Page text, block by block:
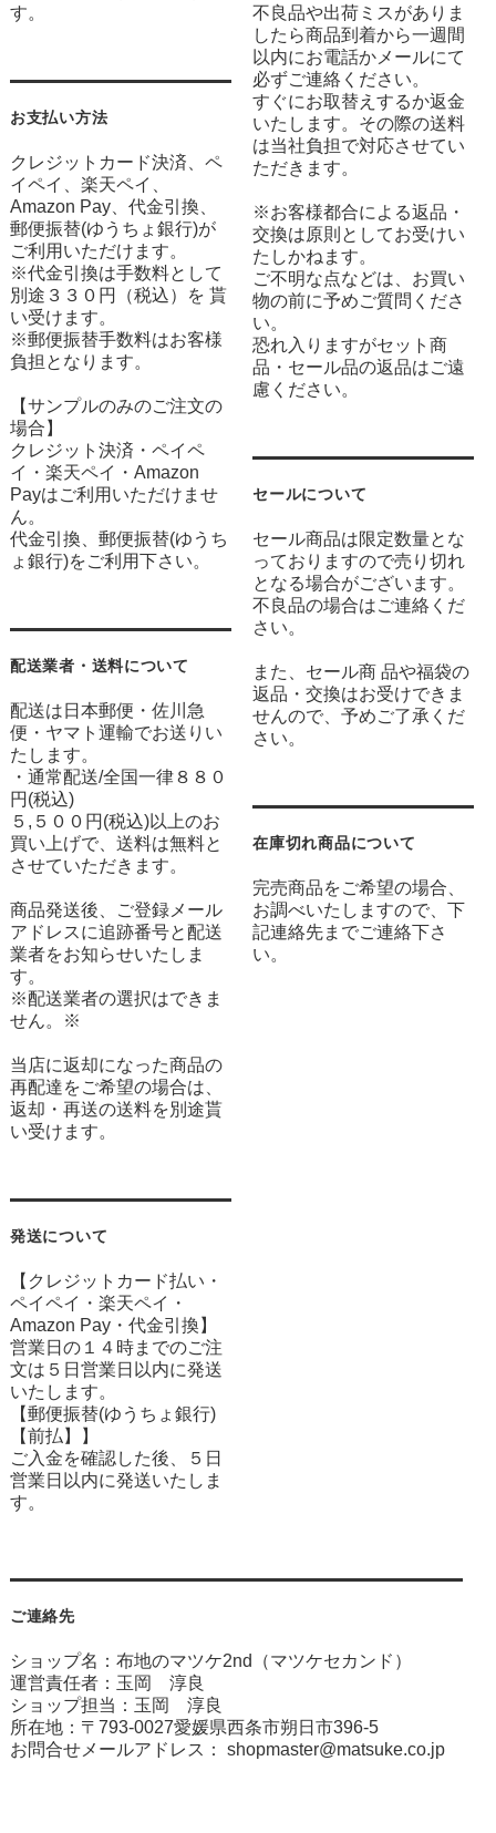
す。
お支払い方法
クレジットカード決済、ペ
イペイ、楽天ペイ、
Amazon Pay、代金引換、
郵便振替(ゆうちょ銀行)が
ご利用いただけます。
※代金引換は手数料として
別途３３０円（税込）を 貰
い受けます。
※郵便振替手数料はお客様
負担となります。
【サンプルのみのご注文の
場合】
クレジット決済・ペイペ
イ・楽天ペイ・Amazon
Payはご利用いただけませ
ん。
代金引換、郵便振替(ゆうち
ょ銀行)をご利用下さい。
配送業者・送料について
配送は日本郵便・佐川急
便・ヤマト運輸でお送りい
たします。
・通常配送/全国一律８８０
円(税込)
５,５００円(税込)以上のお
買い上げで、送料は無料と
させていただきます。
商品発送後、ご登録メール
アドレスに追跡番号と配送
業者をお知らせいたしま
す。
※配送業者の選択はできま
せん。※
当店に返却になった商品の
再配達をご希望の場合は、
返却・再送の送料を別途貰
い受けます。
発送について
【クレジットカード払い・
ペイペイ・楽天ペイ・
Amazon Pay・ 代金引換】
営業日の１４時までのご注
文は５日営業日以内に発送
いたします。
【郵便振替(ゆうちょ銀行)
【前払】】
ご入金を確認した後、５日
営業日以内に発送いたしま
す。
不良品や出荷ミスがありま
したら商品到着から一週間
以内にお電話かメールにて
必ずご連絡ください。
すぐにお取替えするか返金
いたします。その際の送料
は当社負担で対応させてい
ただきます。
※お客様都合による返品・
交換は原則としてお受けい
たしかねます。
ご不明な点などは、お買い
物の前に予めご質問くださ
い。
恐れ入りますがセット商
品・セール品の返品はご遠
慮ください。
セールについて
セール商品は限定数量とな
っておりますので売り切れ
となる場合がございます。
不良品の場合はご連絡くだ
さい。
また、セール商 品や福袋の
返品・交換はお受けできま
せんので、予めご了承くだ
さい。
在庫切れ商品について
完売商品をご希望の場合、
お調べいたしますので、下
記連絡先までご連絡下さ
い。
ご連絡先
ショップ名：布地のマツケ2nd（マツケセカンド）
運営責任者：玉岡 淳良
ショップ担当：玉岡 淳良
所在地：〒793-0027愛媛県西条市朔日市396-5
お問合せメールアドレス： shopmaster@matsuke.co.jp